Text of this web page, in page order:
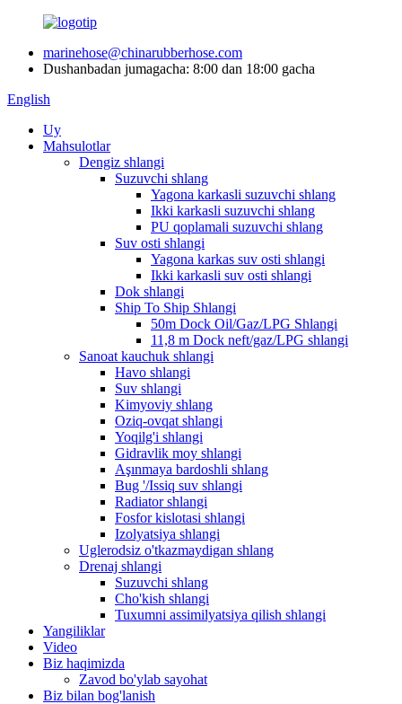
marinehose@chinarubberhose.com
Dushanbadan jumagacha: 8:00 dan 18:00 gacha
English
Uy
Mahsulotlar
Dengiz shlangi
Suzuvchi shlang
Yagona karkasli suzuvchi shlang
Ikki karkasli suzuvchi shlang
PU qoplamali suzuvchi shlang
Suv osti shlangi
Yagona karkas suv osti shlangi
Ikki karkasli suv osti shlangi
Dok shlangi
Ship To Ship Shlangi
50m Dock Oil/Gaz/LPG Shlangi
11,8 m Dock neft/gaz/LPG shlangi
Sanoat kauchuk shlangi
Havo shlangi
Suv shlangi
Kimyoviy shlang
Oziq-ovqat shlangi
Yoqilg'i shlangi
Gidravlik moy shlangi
Aşınmaya bardoshli shlang
Bug '/Issiq suv shlangi
Radiator shlangi
Fosfor kislotasi shlangi
Izolyatsiya shlangi
Uglerodsiz o'tkazmaydigan shlang
Drenaj shlangi
Suzuvchi shlang
Cho'kish shlangi
Tuxumni assimilyatsiya qilish shlangi
Yangiliklar
Video
Biz haqimizda
Zavod bo'ylab sayohat
Biz bilan bog'lanish